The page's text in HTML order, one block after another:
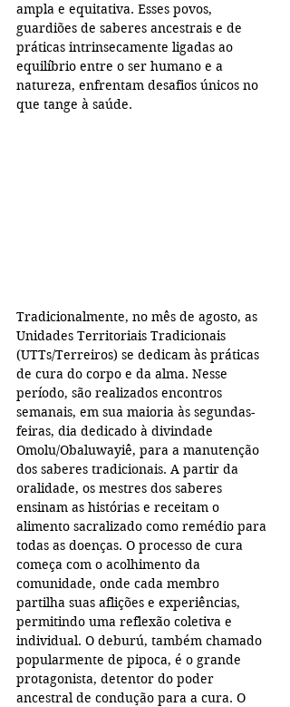
ampla e equitativa. Esses povos,
guardiões de saberes ancestrais e de
práticas intrinsecamente ligadas ao
equilíbrio entre o ser humano e a
natureza, enfrentam desafios únicos no
que tange à saúde.
Tradicionalmente, no mês de agosto, as
Unidades Territoriais Tradicionais
(UTTs/Terreiros) se dedicam às práticas
de cura do corpo e da alma. Nesse
período, são realizados encontros
semanais, em sua maioria às segundas-
feiras, dia dedicado à divindade
Omolu/Obaluwayiê, para a manutenção
dos saberes tradicionais. A partir da
oralidade, os mestres dos saberes
ensinam as histórias e receitam o
alimento sacralizado como remédio para
todas as doenças. O processo de cura
começa com o acolhimento da
comunidade, onde cada membro
partilha suas aflições e experiências,
permitindo uma reflexão coletiva e
individual. O deburú, também chamado
popularmente de pipoca, é o grande
protagonista, detentor do poder
ancestral de condução para a cura. O